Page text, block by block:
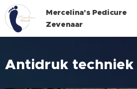
Mercelina's Pedicure
Zevenaar
Antidruk techniek